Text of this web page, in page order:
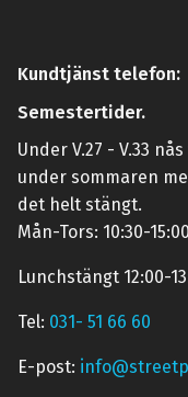
Kundtjänst telefon:
Semestertider.
Under V.27 - V.33
under sommaren
det helt stängt.
Mån-Tors: 10:30-15:00
Lunchstängt 12:00-
Tel: 031- 51 66 60
E-post: